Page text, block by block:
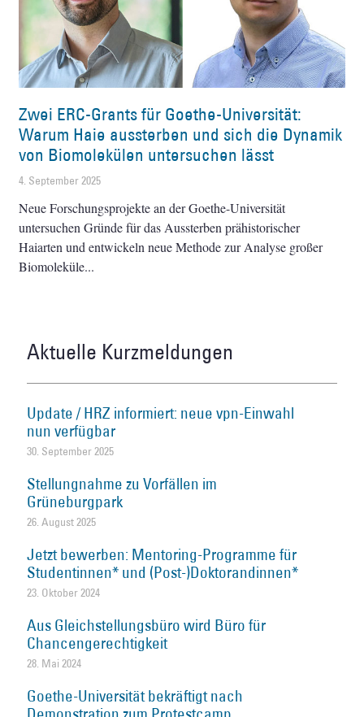
Zwei ERC-Grants für Goethe-Universität:
Warum Haie aussterben und sich die Dynamik
von Biomolekülen untersuchen lässt
4. September 2025
Neue Forschungsprojekte an der Goethe-Universität
untersuchen Gründe für das Aussterben prähistorischer
Haiarten und entwickeln neue Methode zur Analyse großer
Biomoleküle
Aktuelle Kurzmeldungen
Update / HRZ informiert: neue vpn-Einwahl
nun verfügbar
30. September 2025
Stellungnahme zu Vorfällen im
Grüneburgpark
26. August 2025
Jetzt bewerben: Mentoring-Programme für
Studentinnen* und (Post-)Doktorandinnen*
23. Oktober 2024
Aus Gleichstellungsbüro wird Büro für
Chancengerechtigkeit
28. Mai 2024
Goethe-Universität bekräftigt nach